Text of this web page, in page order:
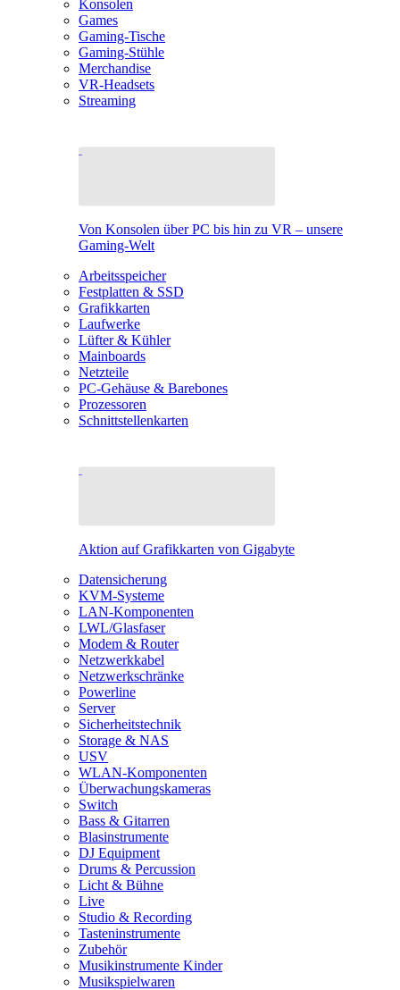
Konsolen
Games
Gaming-Tische
Gaming-Stühle
Merchandise
VR-Headsets
Streaming
Von Konsolen über PC bis hin zu VR – unsere
Gaming-Welt
Arbeitsspeicher
Festplatten & SSD
Grafikkarten
Laufwerke
Lüfter & Kühler
Mainboards
Netzteile
PC-Gehäuse & Barebones
Prozessoren
Schnittstellenkarten
Aktion auf Grafikkarten von Gigabyte
Datensicherung
KVM-Systeme
LAN-Komponenten
LWL/Glasfaser
Modem & Router
Netzwerkkabel
Netzwerkschränke
Powerline
Server
Sicherheitstechnik
Storage & NAS
USV
WLAN-Komponenten
Überwachungskameras
Switch
Bass & Gitarren
Blasinstrumente
DJ Equipment
Drums & Percussion
Licht & Bühne
Live
Studio & Recording
Tasteninstrumente
Zubehör
Musikinstrumente Kinder
Musikspielwaren